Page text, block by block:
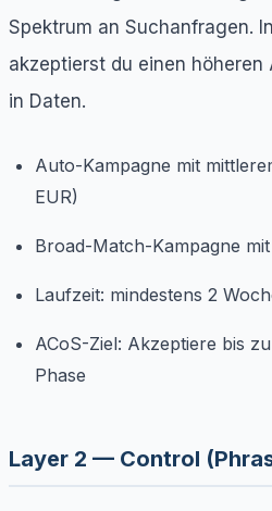
Spektrum an Suchanfragen.
akzeptierst du einen
in Daten.
Auto-Kampagne mit
EUR)
Broad-Match-Kampagne
Laufzeit: mindestens 2
ACoS-Ziel: Akzeptiere bis
Phase
Layer 2 — Control